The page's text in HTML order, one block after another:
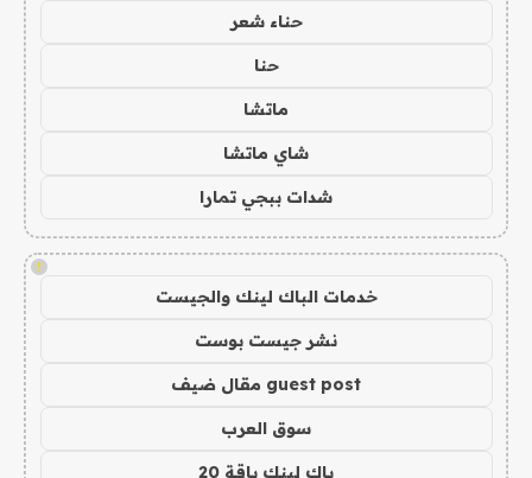
حناء شعر
حنا
ماتشا
شاي ماتشا
شدات ببجي تمارا
!
خدمات الباك لينك والجيست
نشر جيست بوست
guest post مقال ضيف
سوق العرب
باك لينك باقة 20